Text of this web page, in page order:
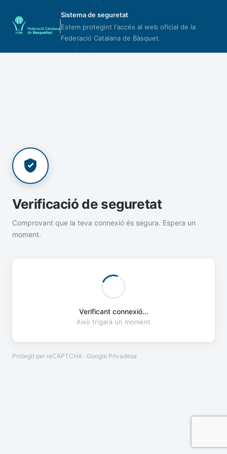
Sistema de seguretat
Estem protegint l'accés al web oficial de la
Federació Catalana de Bàsquet.
Verificació de seguretat
Comprovant que la teva connexió és segura. Espera un
moment.
Verificant connexió...
Això trigarà un moment
Protegit per reCAPTCHA · Google Privadesa